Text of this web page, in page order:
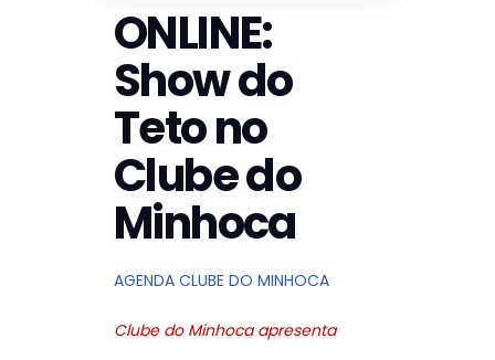
ONLINE:
Show do
Teto no
Clube do
Minhoca
AGENDA CLUBE DO MINHOCA
Clube do Minhoca apresenta